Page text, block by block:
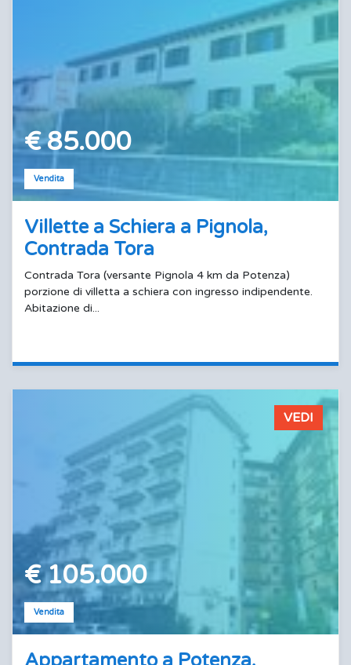
€ 85.000
Vendita
Villette a Schiera a Pignola,
Contrada Tora
Contrada Tora (versante Pignola 4 km da Potenza)
porzione di villetta a schiera con ingresso indipendente.
Abitazione di...
VEDI
€ 105.000
Vendita
Appartamento a Potenza,